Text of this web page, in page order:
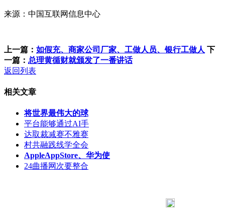
来源：中国互联网信息中心
上一篇： 如假充、商家公司厂家、工做人员、银行工做人 下
一篇： 总理黄循财就颁发了一番讲话
返回列表
相关文章
将世界最伟大的球
平台能够通过AI手
达取裁减赛不雅赛
村共融践线学全会
AppleAppStore、华为使
24曲播网次要整合